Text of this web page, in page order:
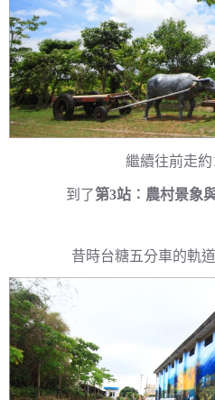
繼續往前走約
到了第3站︰農村景象
昔時台糖五分車的軌